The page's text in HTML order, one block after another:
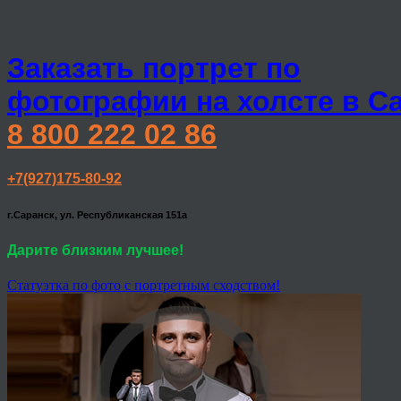
Заказать портрет по
фотографии на холсте в
8 800 222 02 86
+7(927)175-80-92
г.Саранск, ул. Республиканская 151а
Дарите близким лучшее!
Статуэтка по фото с портретным сходством!